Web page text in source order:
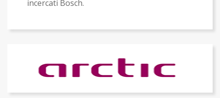
incercati Bosch.